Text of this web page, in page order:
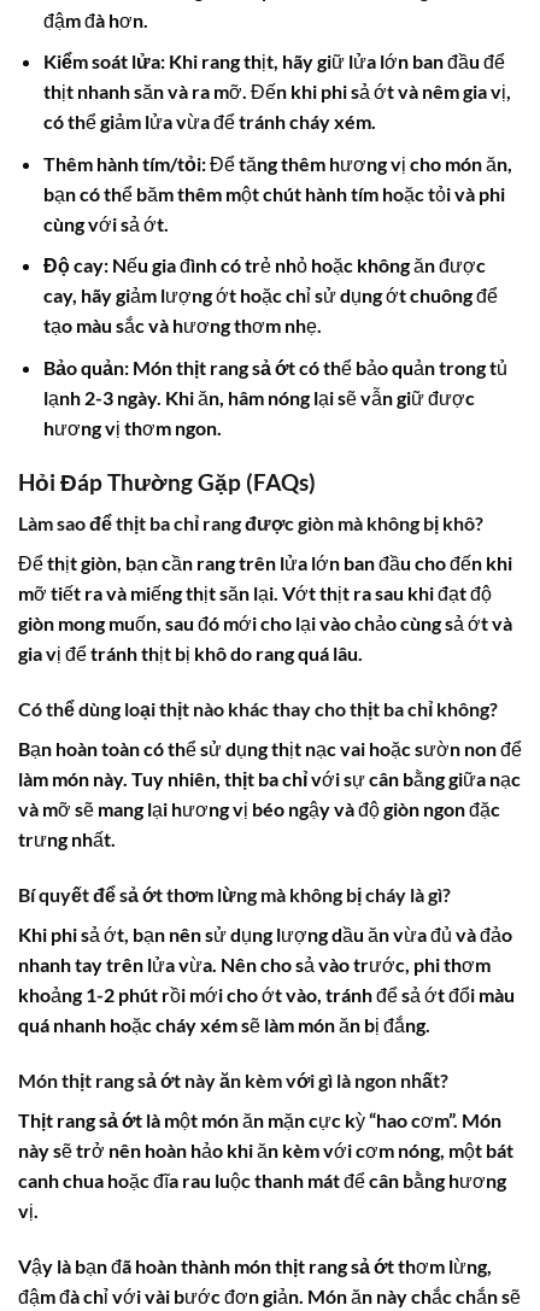
đậm đà hơn.
Kiểm soát lửa:Khi rang thịt, hãy giữ lửa lớn ban đầu để
thịt nhanh săn và ra mỡ. Đến khi phi sả ớt và nêm gia vị,
có thể giảm lửa vừa để tránh cháy xém.
Thêm hành tím/tỏi:Để tăng thêm hương vị cho món ăn,
bạn có thể băm thêm một chút hành tím hoặc tỏi và phi
cùng với sả ớt.
Độ cay:Nếu gia đình có trẻ nhỏ hoặc không ăn được
cay, hãy giảm lượng ớt hoặc chỉ sử dụng ớt chuông để
tạo màu sắc và hương thơm nhẹ.
Bảo quản:Mónthịt rang sả ớtcó thể bảo quản trong tủ
lạnh 2-3 ngày. Khi ăn, hâm nóng lại sẽ vẫn giữ được
hương vị thơm ngon.
Hỏi Đáp Thường Gặp (FAQs)
Làm sao để thịt ba chỉ rang được giòn mà không bị khô?
Để thịt giòn, bạn cần rang trên lửa lớn ban đầu cho đến khi
mỡ tiết ra và miếng thịt săn lại. Vớt thịt ra sau khi đạt độ
giòn mong muốn, sau đó mới cho lại vào chảo cùng sả ớt và
gia vị để tránh thịt bị khô do rang quá lâu.
Có thể dùng loại thịt nào khác thay cho thịt ba chỉ không?
Bạn hoàn toàn có thể sử dụng thịt nạc vai hoặc sườn non để
làm món này. Tuy nhiên, thịt ba chỉvới sự cân bằng giữa nạc
và mỡ sẽ mang lại hương vị béo ngậy và độ giòn ngon đặc
trưng nhất.
Bí quyết để sả ớt thơm lừng mà không bị cháy là gì?
Khi phi sả ớt, bạn nên sử dụng lượng dầu ăn vừa đủ và đảo
nhanh tay trên lửa vừa. Nên cho sả vào trước, phi thơm
khoảng 1-2 phút rồi mới cho ớt vào, tránh để sả ớt đổi màu
quá nhanh hoặc cháy xém sẽ làm món ăn bị đắng.
Món thịt rang sả ớt này ăn kèm với gì là ngon nhất?
Thịt rang sả ớt là một món ăn mặn cực kỳ “hao cơm”. Món
này sẽ trở nên hoàn hảo khi ăn kèm với cơm nóng, một bát
canh chua hoặc đĩa rau luộc thanh mát để cân bằng hương
vị.
Vậy là bạn đã hoàn thành mónthịt rang sả ớtthơm lừng,
đậm đà chỉ với vài bước đơn giản. Món ăn này chắc chắn sẽ